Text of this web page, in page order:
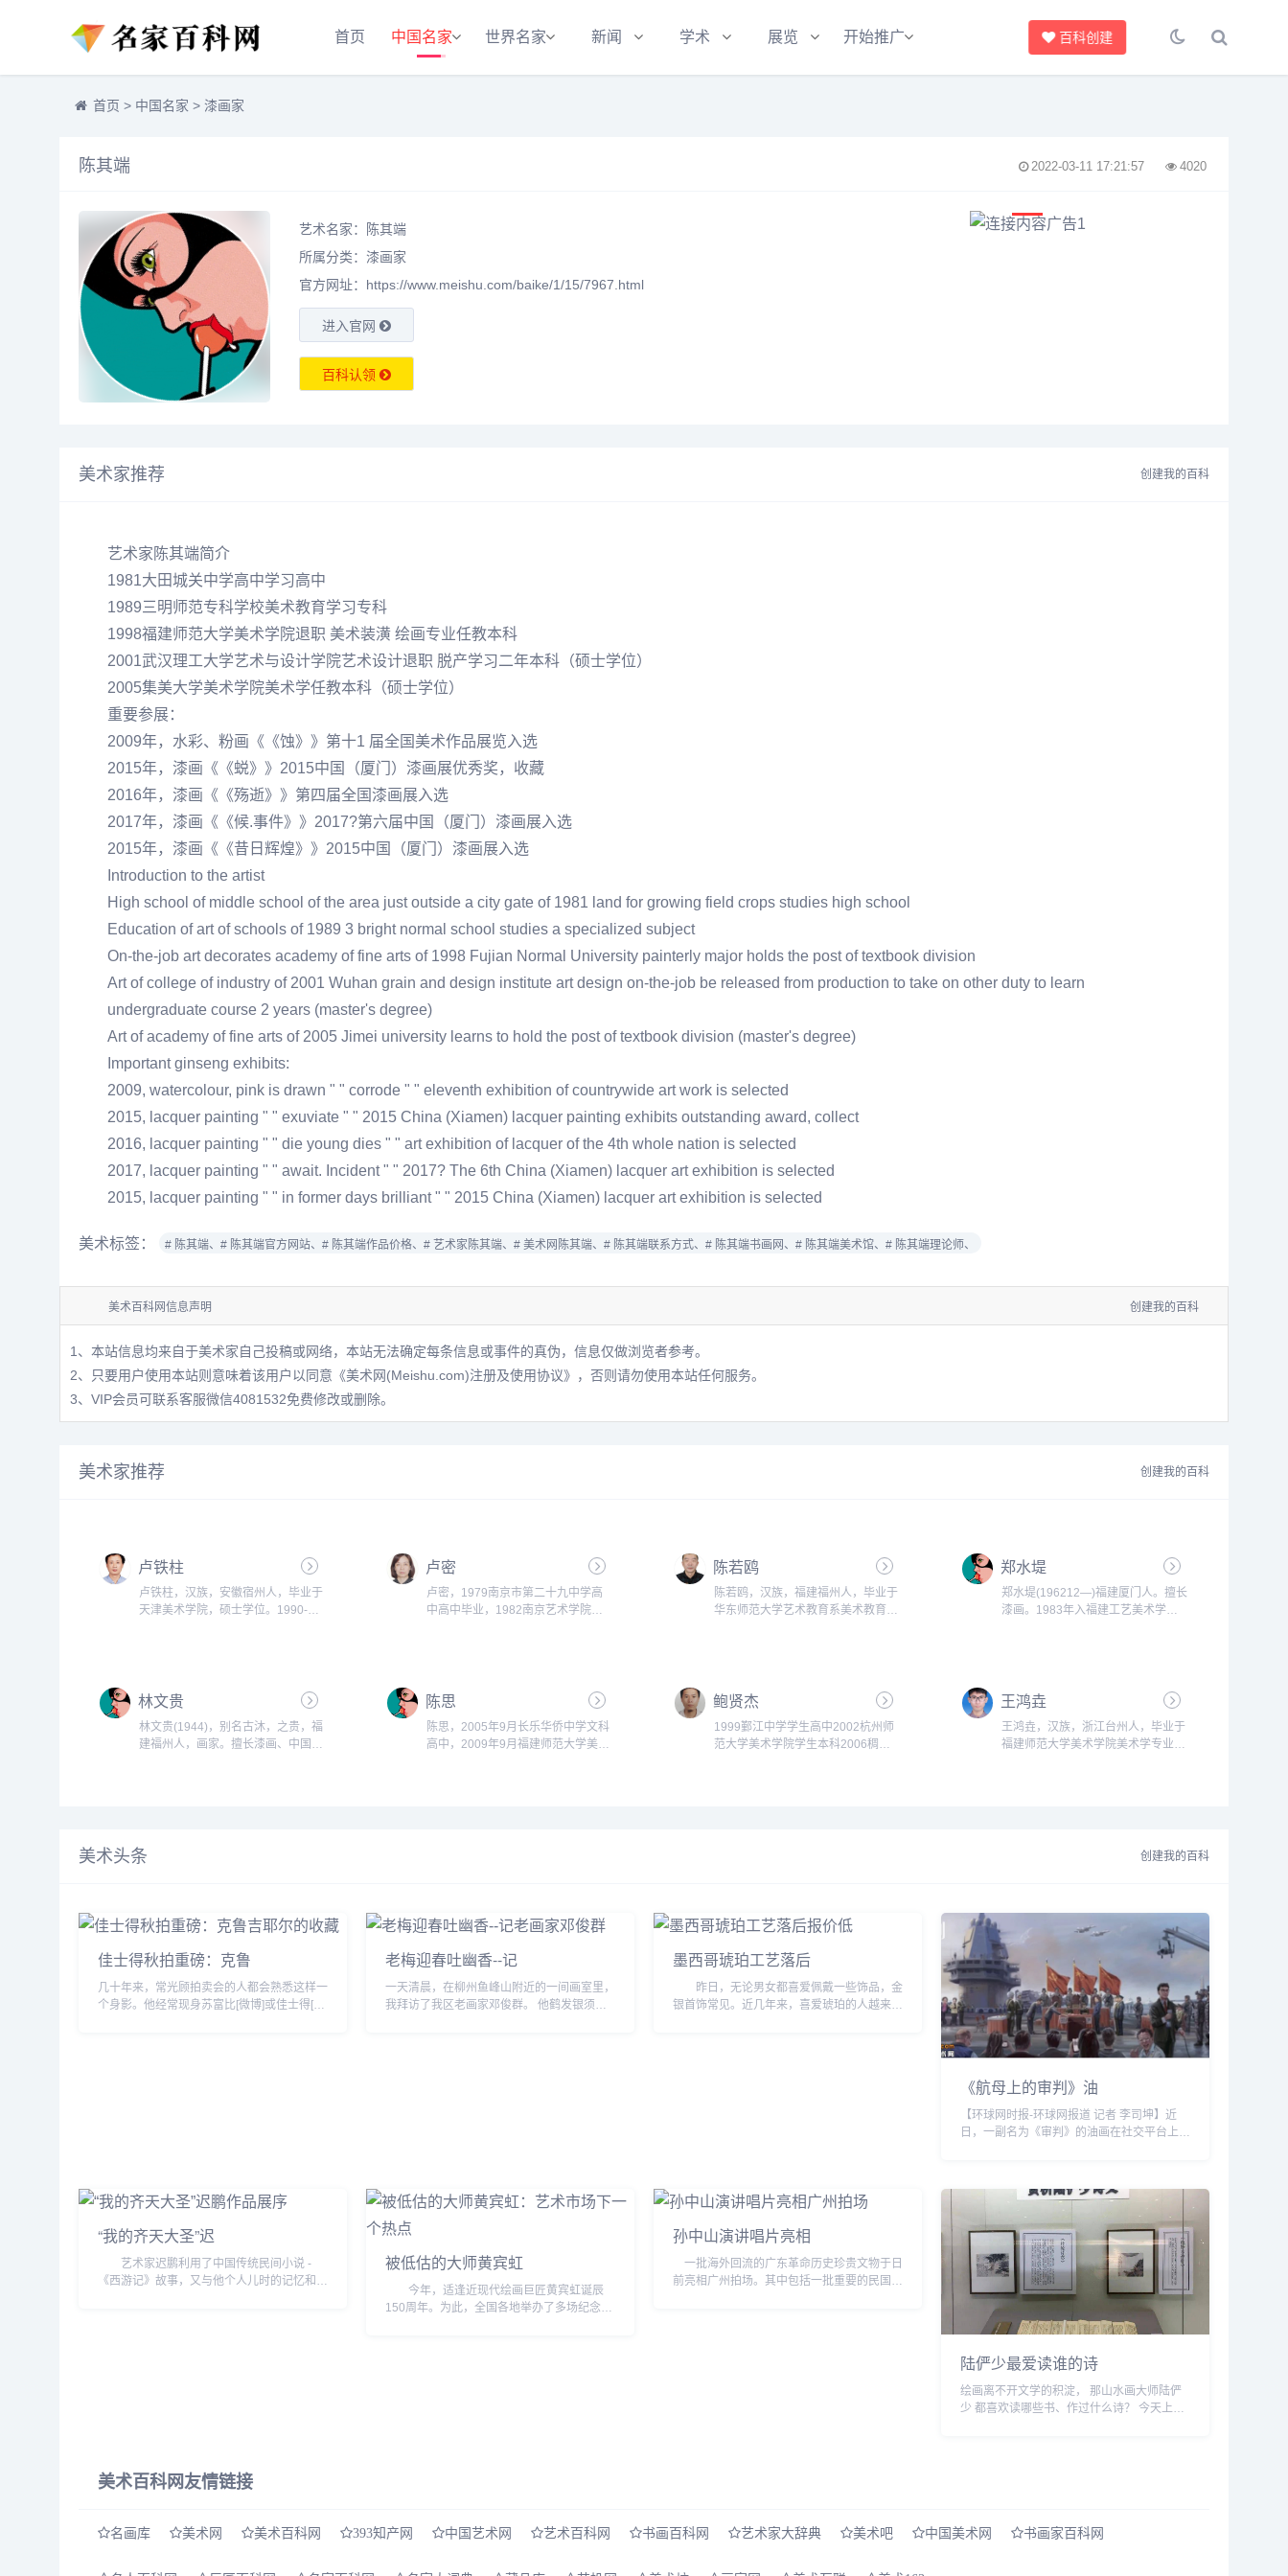
首页 中国名家 世界名家 新闻 学术 展览 开始推广 百科创建
首页 > 中国名家 > 漆画家
陈其端 2022-03-11 17:21:57 4020
艺术名家：陈其端
所属分类： 漆画家
官方网址：https://www.meishu.com/baike/1/15/7967.html
进入官网
百科认领
美术家推荐 创建我的百科
艺术家陈其端简介
1981大田城关中学高中学习高中
1989三明师范专科学校美术教育学习专科
1998福建师范大学美术学院退职 美术装潢 绘画专业任教本科
2001武汉理工大学艺术与设计学院艺术设计退职 脱产学习二年本科（硕士学位）
2005集美大学美术学院美术学任教本科（硕士学位）
重要参展：
2009年，水彩、粉画《《蚀》》第十1 届全国美术作品展览入选
2015年，漆画《《蜕》》2015中国（厦门）漆画展优秀奖，收藏
2016年，漆画《《殇逝》》第四届全国漆画展入选
2017年，漆画《《候.事件》》2017?第六届中国（厦门）漆画展入选
2015年，漆画《《昔日辉煌》》2015中国（厦门）漆画展入选
Introduction to the artist
High school of middle school of the area just outside a city gate of 1981 land for growing field crops studies high school
Education of art of schools of 1989 3 bright normal school studies a specialized subject
On-the-job art decorates academy of fine arts of 1998 Fujian Normal University painterly major holds the post of textbook division
Art of college of industry of 2001 Wuhan grain and design institute art design on-the-job be released from production to take on other duty to learn
undergraduate course 2 years (master's degree)
Art of academy of fine arts of 2005 Jimei university learns to hold the post of textbook division (master's degree)
Important ginseng exhibits:
2009, watercolour, pink is drawn " " corrode " " eleventh exhibition of countrywide art work is selected
2015, lacquer painting " " exuviate " " 2015 China (Xiamen) lacquer painting exhibits outstanding award, collect
2016, lacquer painting " " die young dies " " art exhibition of lacquer of the 4th whole nation is selected
2017, lacquer painting " " await. Incident " " 2017? The 6th China (Xiamen) lacquer art exhibition is selected
2015, lacquer painting " " in former days brilliant " " 2015 China (Xiamen) lacquer art exhibition is selected
美术标签： # 陈其端、 # 陈其端官方网站、 # 陈其端作品价格、 # 艺术家陈其端、 # 美术网陈其端、 # 陈其端联系方式、 # 陈其端书画网、 # 陈其端美术馆、 # 陈其端理论师、
美术百科网信息声明 创建我的百科
1、本站信息均来自于美术家自己投稿或网络，本站无法确定每条信息或事件的真伪，信息仅做浏览者参考。
2、只要用户使用本站则意味着该用户以同意 《美术网(Meishu.com)注册及使用协议》 ，否则请勿使用本站任何服务。
3、VIP会员可联系客服微信4081532免费修改或删除。
美术家推荐 创建我的百科
卢铁柱
卢铁柱，汉族，安徽宿州人，毕业于
天津美术学院，硕士学位。1990-
卢密
卢密，1979南京市第二十九中学高
中高中毕业，1982南京艺术学院工
陈若鸥
陈若鸥，汉族，福建福州人，毕业于
华东师范大学艺术教育系美术教育专
郑水堤
郑水堤(196212—)福建厦门人。擅长
漆画。1983年入福建工艺美术学校
林文贵
林文贵(1944)，别名古沐，之贵，福
建福州人，画家。擅长漆画、中国
陈思
陈思，2005年9月长乐华侨中学文科
高中，2009年9月福建师范大学美术
鲍贤杰
1999鄞江中学学生高中2002杭州师
范大学美术学院学生本科2006稠江
王鸿垚
王鸿垚，汉族，浙江台州人，毕业于
福建师范大学美术学院美术学专业，
美术头条 创建我的百科
佳士得秋拍重磅：克鲁
几十年来，常光顾拍卖会的人都会熟悉这样一
个身影。他经常现身苏富比[微博]或佳士得[微
老梅迎春吐幽香--记
一天清晨，在柳州鱼峰山附近的一间画室里，
我拜访了我区老画家邓俊群。 他鹤发银须、
墨西哥琥珀工艺落后
昨日，无论男女都喜爱佩戴一些饰品，金
银首饰常见。近几年来，喜爱琥珀的人越来越
《航母上的审判》油
【环球网时报-环球网报道 记者 李司坤】近
日，一副名为《审判》的油画在社交平台上快
“我的齐天大圣”迟
艺术家迟鹏利用了中国传统民间小说 -
《西游记》故事，又与他个人儿时的记忆和成
被低估的大师黄宾虹
今年，适逢近现代绘画巨匠黄宾虹诞辰
150周年。为此，全国各地举办了多场纪念活
孙中山演讲唱片亮相
一批海外回流的广东革命历史珍贵文物于日
前亮相广州拍场。其中包括一批重要的民国外
陆俨少最爱读谁的诗
绘画离不开文学的积淀， 那山水画大师陆俨
少 都喜欢读哪些书、作过什么诗？ 今天上
美术百科网友情链接
名画库 美术网 美术百科网 393知产网 中国艺术网 艺术百科网 书画百科网 艺术家大辞典 美术吧 中国美术网 书画家百科网